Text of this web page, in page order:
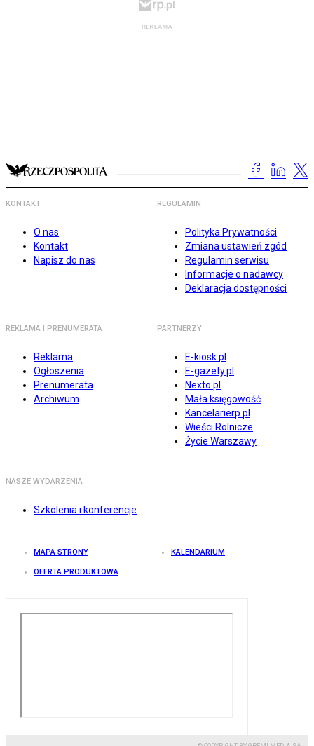
KONTAKT
O nas
Kontakt
Napisz do nas
REGULAMIN
Polityka Prywatności
Zmiana ustawień zgód
Regulamin serwisu
Informacje o nadawcy
Deklaracja dostępności
REKLAMA I PRENUMERATA
Reklama
Ogłoszenia
Prenumerata
Archiwum
PARTNERZY
E-kiosk.pl
E-gazety.pl
Nexto.pl
Mała księgowość
Kancelarierp.pl
Wieści Rolnicze
Życie Warszawy
NASZE WYDARZENIA
Szkolenia i konferencje
MAPA STRONY KALENDARIUM
OFERTA PRODUKTOWA